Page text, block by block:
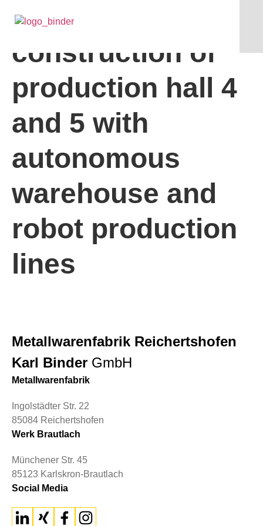
2019 – New
construction of
production hall 4
and 5 with
autonomous
warehouse and
robot production
lines
Metallwarenfabrik Reichertshofen
Karl Binder GmbH
Metallwarenfabrik
Ingolstädter Str. 22
85084 Reichertshofen
Werk Brautlach
Münchener Str. 45
85123 Karlskron-Brautlach
Social Media